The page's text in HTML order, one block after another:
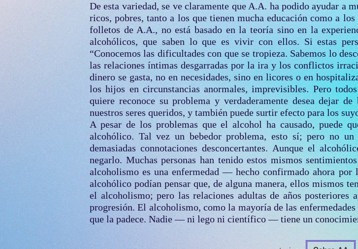
De esta variedad, se ve claramente que A.A. ha podido ayudar a
ricos, pobres, tanto a los que tienen mucha educación como a
folletos de A.A., no está basado en la teoría sino en la
alcohólicos, que saben lo que es vivir con ellos. Si estas
“Conocemos las dificultades con que se tropieza. Sabemos lo
las relaciones íntimas desgarradas por la ira y los conflictos
dinero se gasta, no en necesidades, sino en licores o en
los hijos en circunstan­cias anormales, imprevisibles. Pero
quiere reconoce su problema y verdaderamente desea dejar
nuestros seres queridos, y también puede surtir efecto para los
A pesar de los problemas que el alcohol ha causado, puede
alcohólico. Tal vez un bebedor problema, esto sí; pero no
demasiadas connotaciones desconcertantes. Aunque el
negarlo. Muchas personas han tenido estos mismos
alcoholismo es una enfermedad — hecho confirmado ahora por
alcohólico podían pensar que, de alguna manera, ellos mismos
el alcoholismo; pero las relaciones adultas de años posteriores
progresión. El alcoholismo, como la mayoría de las
que la padece. Nadie — ni lego ni científico — tiene un